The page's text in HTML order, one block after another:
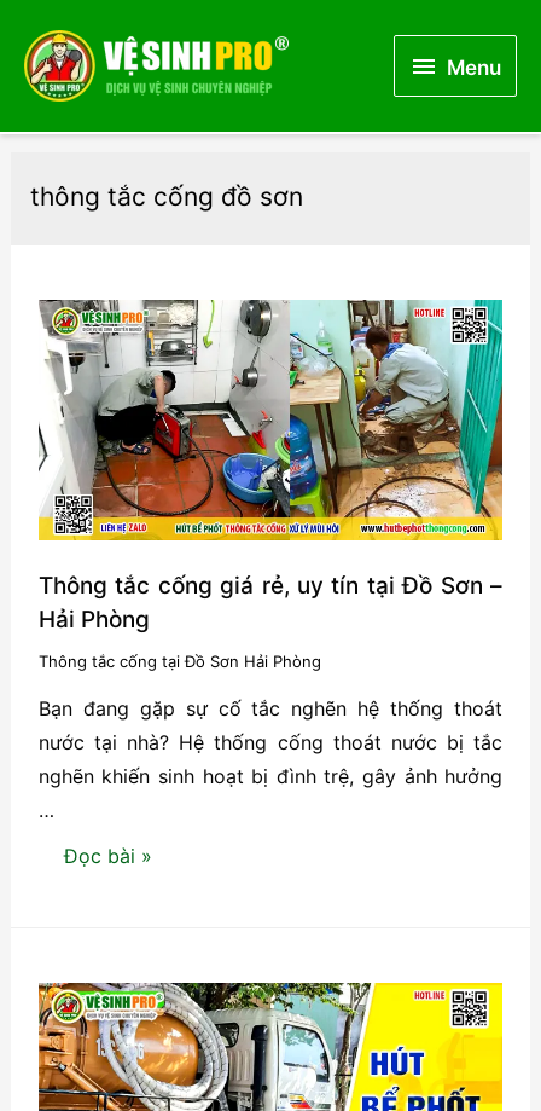
MenuMenu
thông tắc cống đồ sơn
Thông tắc cống giá rẻ, uy tín tại Đồ Sơn –
Hải Phòng
Thông tắc cống tại Đồ Sơn Hải Phòng
Bạn đang gặp sự cố tắc nghẽn hệ thống thoát
nước tại nhà? Hệ thống cống thoát nước bị tắc
nghẽn khiến sinh hoạt bị đình trệ, gây ảnh hưởng
…
Thông
rẻ,
uy
tín
tại
Đọc bài »